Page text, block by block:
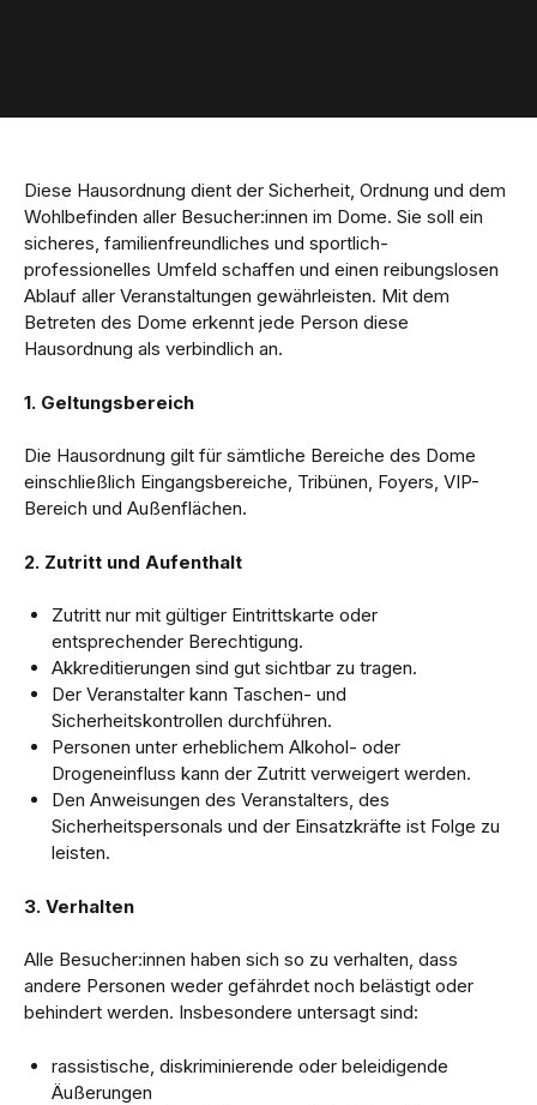
Diese Hausordnung dient der Sicherheit, Ordnung und dem
Wohlbefinden aller Besucher:innen im Dome. Sie soll ein
sicheres, familienfreundliches und sportlich-
professionelles Umfeld schaffen und einen reibungslosen
Ablauf aller Veranstaltungen gewährleisten. Mit dem
Betreten des Dome erkennt jede Person diese
Hausordnung als verbindlich an.
1. Geltungsbereich
Die Hausordnung gilt für sämtliche Bereiche des Dome
einschließlich Eingangsbereiche, Tribünen, Foyers, VIP-
Bereich und Außenflächen.
2. Zutritt und Aufenthalt
Zutritt nur mit gültiger Eintrittskarte oder
entsprechender Berechtigung.
Akkreditierungen sind gut sichtbar zu tragen.
Der Veranstalter kann Taschen- und
Sicherheitskontrollen durchführen.
Personen unter erheblichem Alkohol- oder
Drogeneinfluss kann der Zutritt verweigert werden.
Den Anweisungen des Veranstalters, des
Sicherheitspersonals und der Einsatzkräfte ist Folge zu
leisten.
3. Verhalten
Alle Besucher:innen haben sich so zu verhalten, dass
andere Personen weder gefährdet noch belästigt oder
behindert werden. Insbesondere untersagt sind:
rassistische, diskriminierende oder beleidigende
Äußerungen